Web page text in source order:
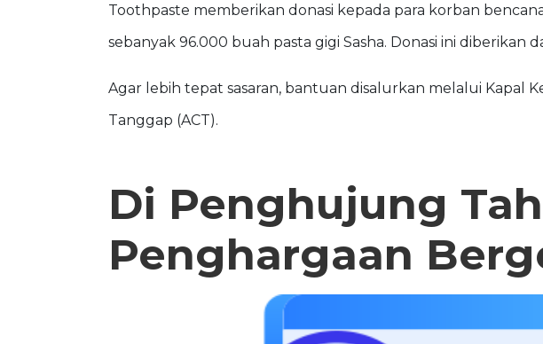
Toothpaste memberikan donasi kepada para korban
sebanyak 96.000 buah pasta gigi Sasha. Donasi ini diberikan
Agar lebih tepat sasaran, bantuan disalurkan melalui Kapal
Tanggap (ACT).
Di Penghujung
Penghargaan